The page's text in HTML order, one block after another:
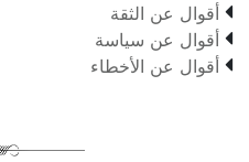
 أقوال عن الثقة
 أقوال عن سياسة
 أقوال عن الأخطاء